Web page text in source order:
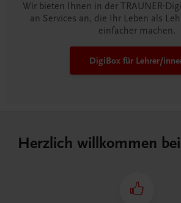
Wir bieten Ihnen in der TRAUNER-
an Services an, die Ihr Leben als
einfacher machen.
DigiBox für Lehrer/
Herzlich willkommen